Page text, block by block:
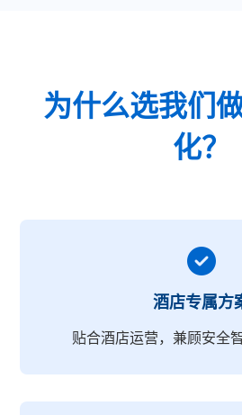
为什么选我们
化？
酒店专属方
贴合酒店运营，兼顾安全